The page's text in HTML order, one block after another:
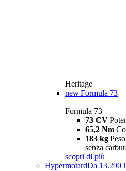
Heritage
new Formula 73
Formula 73
73 CV
65,2 Nm
183 kg
senza
scopri di più
HypermotardDa 13.290